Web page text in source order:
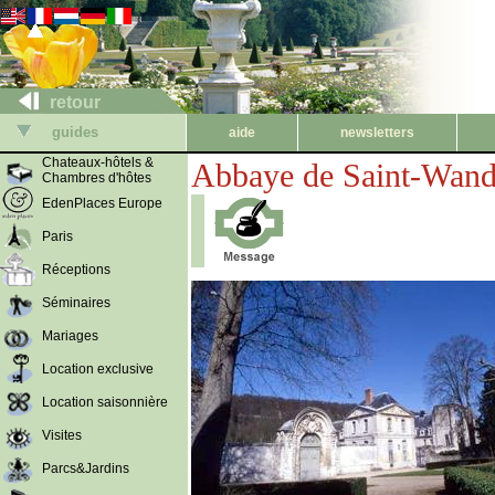
retour
guides aide
newsletters
Chateaux-hôtels &
Chambres d'hôtes
EdenPlaces Europe
Paris
Réceptions
Séminaires
Mariages
Location exclusive
Location saisonnière
Visites
Parcs&Jardins
Abbaye de Saint-